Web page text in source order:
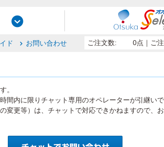
ド お問い合わせ ご注文数: 0点 ｜ご
。
内に限りチャット専用のオペレーターが引継いで
変更等）は、チャットで対応できかねますので、